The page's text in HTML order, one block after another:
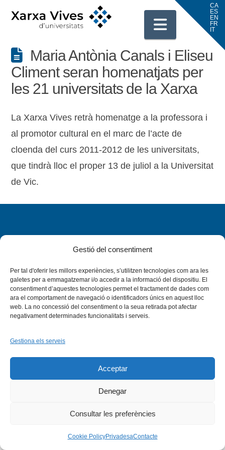
Gestió del consentiment
Per tal d'oferir les millors experiències, s’utilitzen tecnologies com ara les
galetes per a emmagatzemar i/o accedir a la informació del dispositiu. El
consentiment d’aquestes tecnologies permet el tractament de dades com
ara el comportament de navegació o identificadors únics en aquest lloc
web. La no concessió del consentiment o la seua retirada pot afectar
negativament determinades funcionalitats i serveis.
Gestiona els serveis
Acceptar
Denegar
Consultar les preferències
Cookie PolicyPrivadesaContacte
Maria Antònia Canals i Eliseu
Climent seran homenatjats per
les 21 universitats de la Xarxa
La Xarxa Vives retrà homenatge a la professora i
al promotor cultural en el marc de l’acte de
cloenda del curs 2011-2012 de les universitats,
que tindrà lloc el proper 13 de juliol a la Universitat
de Vic.
Facebook
X BlueskyTiktok LinkedIn
Instagram
Flickr
INICI QUI SOM
PROGRAMES
DESENVOLUPAMENT SOSTENIBLE
TRANSPARÈNCIA
Copyright © 2026 -